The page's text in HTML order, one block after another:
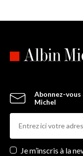
Abonnez-
Michel
Newsletters
Je m’inscris à la